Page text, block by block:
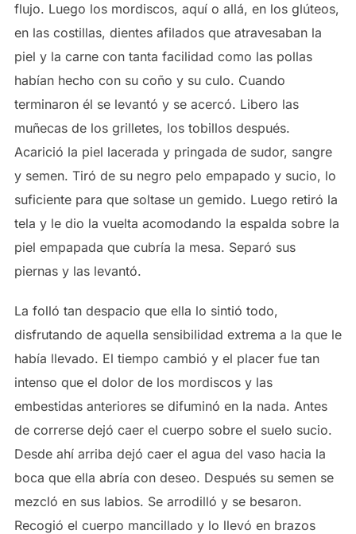
flujo. Luego los mordiscos, aquí o allá, en los glúteos,
en las costillas, dientes afilados que atravesaban la
piel y la carne con tanta facilidad como las pollas
habían hecho con su coño y su culo. Cuando
terminaron él se levantó y se acercó. Libero las
muñecas de los grilletes, los tobillos después.
Acarició la piel lacerada y pringada de sudor, sangre
y semen. Tiró de su negro pelo empapado y sucio, lo
suficiente para que soltase un gemido. Luego retiró la
tela y le dio la vuelta acomodando la espalda sobre la
piel empapada que cubría la mesa. Separó sus
piernas y las levantó.
La folló tan despacio que ella lo sintió todo,
disfrutando de aquella sensibilidad extrema a la que le
había llevado. El tiempo cambió y el placer fue tan
intenso que el dolor de los mordiscos y las
embestidas anteriores se difuminó en la nada. Antes
de correrse dejó caer el cuerpo sobre el suelo sucio.
Desde ahí arriba dejó caer el agua del vaso hacia la
boca que ella abría con deseo. Después su semen se
mezcló en sus labios. Se arrodilló y se besaron.
Recogió el cuerpo mancillado y lo llevó en brazos